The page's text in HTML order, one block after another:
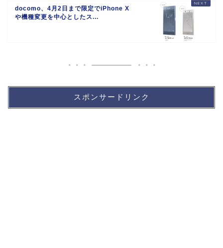
docomo、4月2日まで限定でiPhone X
や機種変更を中心としたス...
スポンサードリンク